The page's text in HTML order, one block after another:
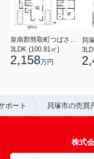
3LDK (100.81㎡)
2,158万円
貝
ポート 貝塚市の売買
株式